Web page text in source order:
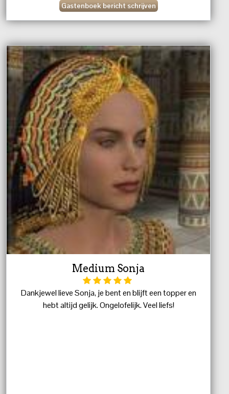
wie dan ook. Arlette je was fantastisch! Tot een andere
keer weer. Xxx Soraya
Gastenboek bericht schrijven
Medium Sonja
Dankjewel lieve Sonja, je bent en blijft een topper en
hebt altijd gelijk. Ongelofelijk. Veel liefs!